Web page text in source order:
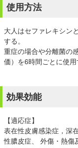
使用方法
大人はセファレキシン
する。
重症の場合や分離菌の
価）を6時間ごとに使用
効果効能
【適応症】
表在性皮膚感染症，深
性膿皮症、 外傷・熱傷